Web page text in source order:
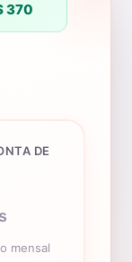
370
DE
mensal